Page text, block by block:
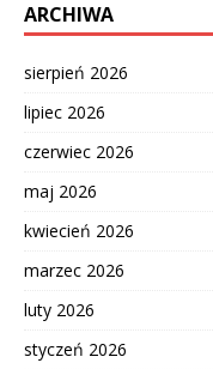
ARCHIWA
sierpień 2026
lipiec 2026
czerwiec 2026
maj 2026
kwiecień 2026
marzec 2026
luty 2026
styczeń 2026